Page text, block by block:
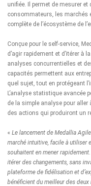
unifiée. Il permet de mesurer
consommateurs, les marchés
complète de l’écosystème de
Conçue pour le self-service,
d’agir rapidement et d’itérer à
analyses concurrentielles et
capacités permettent aux
quel sujet, tout en protégeant
L’analyse statistique avancée
de la simple analyse pour
des actions qui produiront un
« Le lancement de Medallia
marché intuitive, facile à utiliser
souhaitent en mener
itérer des changements, sans
plateforme de fidélisation et
bénéficient du meilleur des